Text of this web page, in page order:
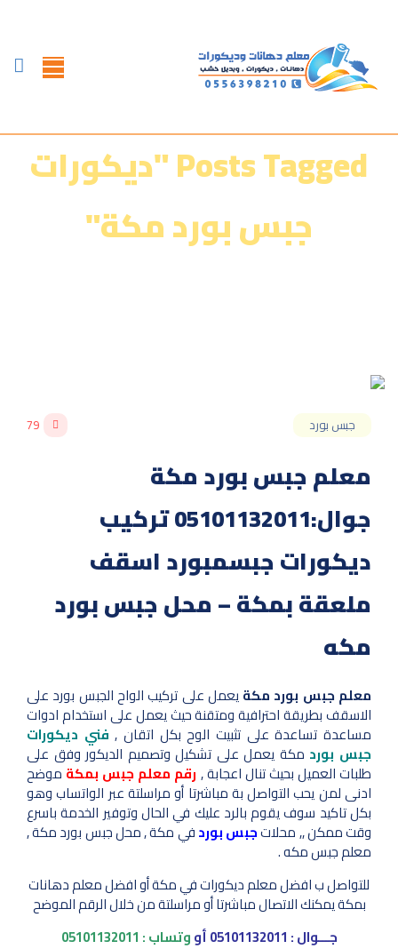
Posts Tagged "ديكورات
جبس بورد مكة"
جبس بورد 79
معلم جبس بورد مكة
جوال:05101132011 تركيب
ديكورات جبسمبورد اسقف
ملعقة بمكة – محل جبس بورد
مكه
معلم جبس بورد مكةيعمل على تركيب الواح الجبس بورد على
الاسقف بطريقة احترافية ومتقنة حيث يعمل على استخدام ادوات
مساعدة تساعدة على تثبيت الوح بكل اتقان , فني ديكورات
جبس بورد مكة يعمل على تشكيل وتصميم الديكور وفق على
طلبات العميل بحيث تنال اعجابة , رقم معلم جبس بمكة موضح
ادنى لمن يحب التواصل بة مباشرتا أو مراسلتة عبر الواتساب وهو
بكل تاكيد سوف يقوم بالرد عليك في الحال وتوفير الخدمة باسرع
وقت ممكن ,, محلاتجبس بوردفي مكة , محل جبس بورد مكة ,
معلم جبس مكه .
للتواصل ب افضل معلم ديكورات في مكة أو افضل معلم دهانات
بمكة يمكنك الاتصال مباشرتا أو مراسلتة من خلال الرقم الموضح
جـــوال : 05101132011أووتساب : 05101132011